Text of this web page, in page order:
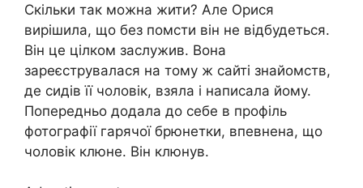
Скільки так можна жити? Але Орися
вирішила, що без помсти він не відбудеться.
Він це цілком заслужив. Вона
зареєструвалася на тому ж сайті знайомств,
де сидів її чоловік, взяла і написала йому.
Попередньо додала до себе в профіль
фотографії гарячої брюнетки, впевнена, що
чоловік клюне. Він клюнув.